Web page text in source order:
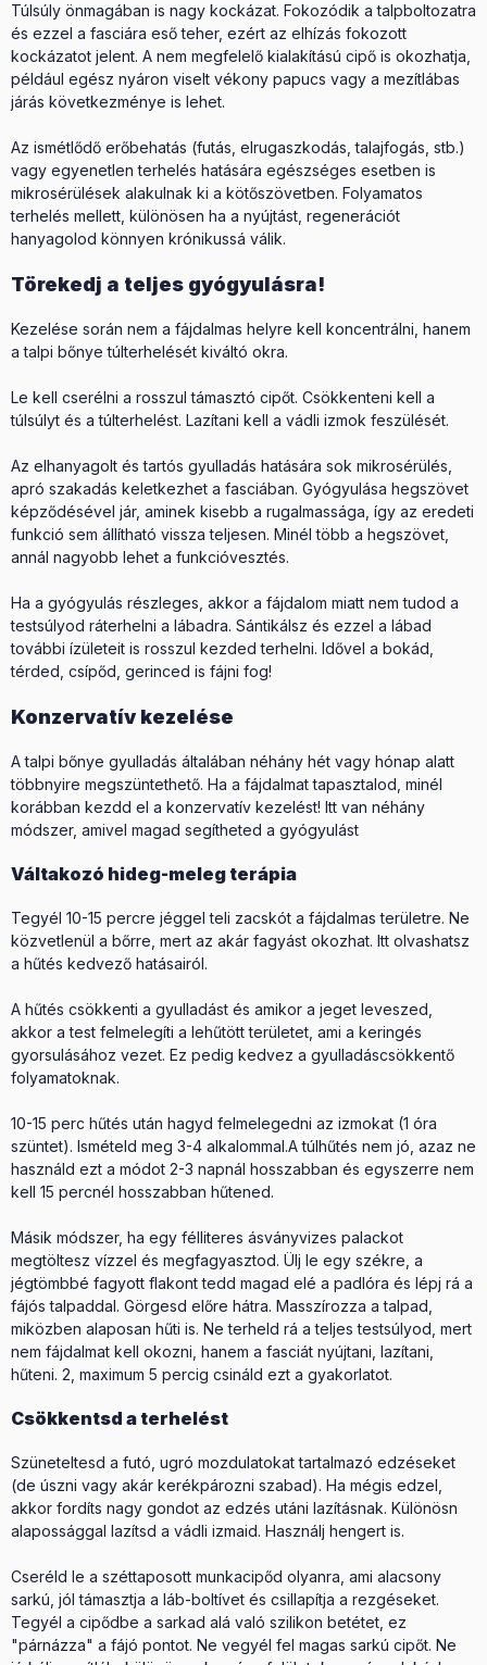
Túlsúly önmagában is nagy kockázat. Fokozódik a talpboltozatra
és ezzel a fasciára eső teher, ezért az elhízás fokozott
kockázatot jelent. A nem megfelelő kialakítású cipő is okozhatja,
például egész nyáron viselt vékony papucs vagy a mezítlábas
járás következménye is lehet.
Az ismétlődő erőbehatás (futás, elrugaszkodás, talajfogás, stb.)
vagy egyenetlen terhelés hatására egészséges esetben is
mikrosérülések alakulnak ki a kötőszövetben. Folyamatos
terhelés mellett, különösen ha a nyújtást, regenerációt
hanyagolod könnyen krónikussá válik.
Törekedj a teljes gyógyulásra!
Kezelése során nem a fájdalmas helyre kell koncentrálni, hanem
a talpi bőnye túlterhelését kiváltó okra.
Le kell cserélni a rosszul támasztó cipőt. Csökkenteni kell a
túlsúlyt és a túlterhelést. Lazítani kell a vádli izmok feszülését.
Az elhanyagolt és tartós gyulladás hatására sok mikrosérülés,
apró szakadás keletkezhet a fasciában. Gyógyulása hegszövet
képződésével jár, aminek kisebb a rugalmassága, így az eredeti
funkció sem állítható vissza teljesen. Minél több a hegszövet,
annál nagyobb lehet a funkcióvesztés.
Ha a gyógyulás részleges, akkor a fájdalom miatt nem tudod a
testsúlyod ráterhelni a lábadra. Sántikálsz és ezzel a lábad
további ízületeit is rosszul kezded terhelni. Idővel a bokád,
térded, csípőd, gerinced is fájni fog!
Konzervatív kezelése
A talpi bőnye gyulladás általában néhány hét vagy hónap alatt
többnyire megszüntethető. Ha a fájdalmat tapasztalod, minél
korábban kezdd el a konzervatív kezelést! Itt van néhány
módszer, amivel magad segítheted a gyógyulást
Váltakozó hideg-meleg terápia
Tegyél 10-15 percre jéggel teli zacskót a fájdalmas területre. Ne
közvetlenül a bőrre, mert az akár fagyást okozhat. Itt olvashatsz
a hűtés kedvező hatásairól.
A hűtés csökkenti a gyulladást és amikor a jeget leveszed,
akkor a test felmelegíti a lehűtött területet, ami a keringés
gyorsulásához vezet. Ez pedig kedvez a gyulladáscsökkentő
folyamatoknak.
10-15 perc hűtés után hagyd felmelegedni az izmokat (1 óra
szüntet). Ismételd meg 3-4 alkalommal.A túlhűtés nem jó, azaz ne
használd ezt a módot 2-3 napnál hosszabban és egyszerre nem
kell 15 percnél hosszabban hűtened.
Másik módszer, ha egy félliteres ásványvizes palackot
megtöltesz vízzel és megfagyasztod. Ülj le egy székre, a
jégtömbbé fagyott flakont tedd magad elé a padlóra és lépj rá a
fájós talpaddal. Görgesd előre hátra. Masszírozza a talpad,
miközben alaposan hűti is. Ne terheld rá a teljes testsúlyod, mert
nem fájdalmat kell okozni, hanem a fasciát nyújtani, lazítani,
hűteni. 2, maximum 5 percig csináld ezt a gyakorlatot.
Csökkentsd a terhelést
Szüneteltesd a futó, ugró mozdulatokat tartalmazó edzéseket
(de úszni vagy akár kerékpározni szabad). Ha mégis edzel,
akkor fordíts nagy gondot az edzés utáni lazításnak. Különösn
alapossággal lazítsd a vádli izmaid. Használj hengert is.
Cseréld le a széttaposott munkacipőd olyanra, ami alacsony
sarkú, jól támasztja a láb-boltívet és csillapítja a rezgéseket.
Tegyél a cipődbe a sarkad alá való szilikon betétet, ez
"párnázza" a fájó pontot. Ne vegyél fel magas sarkú cipőt. Ne